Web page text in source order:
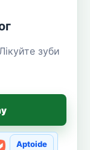
зуби
Aptoide